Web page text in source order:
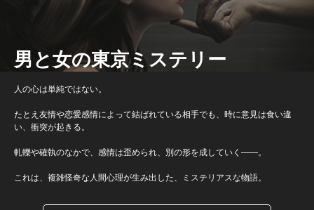
男と女の東京ミステリー
人の心は単純ではない。
たとえ友情や恋愛感情によって結ばれている相手でも、時に意見は食い違
い、衝突が起きる。
軋轢や確執のなかで、感情は歪められ、別の形を成していく――。
これは、複雑怪奇な人間心理が生み出した、ミステリアスな物語。